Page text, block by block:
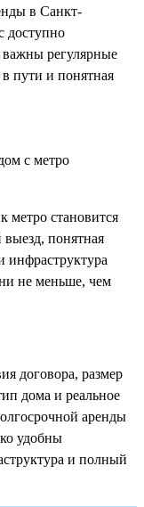
в Санкт-
доступно
важны регулярные
в пути и понятная
с метро
метро становится
понятная
инфраструктура
не меньше, чем
договора, размер
дома и реальное
аренды
удобны
и полный